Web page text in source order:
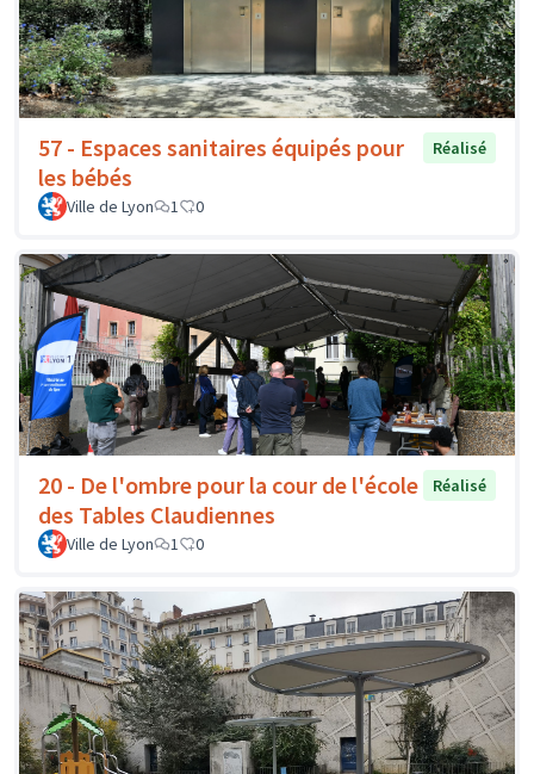
57 - Espaces sanitaires équipés pour
les bébés
Réalisé
Ville de Lyon 1 0
20 - De l'ombre pour la cour de l'école
des Tables Claudiennes
Réalisé
Ville de Lyon 1 0